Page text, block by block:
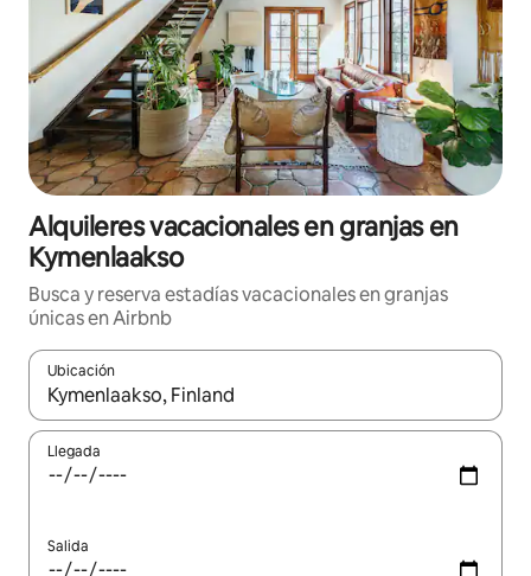
Alquileres vacacionales en granjas en
Kymenlaakso
Busca y reserva estadías vacacionales en granjas
únicas en Airbnb
Ubicación
Cuando los resultados estén disponibles, navega con las
Llegada
Salida